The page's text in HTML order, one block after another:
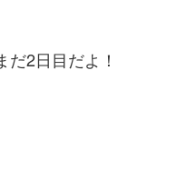
2日目だよ！